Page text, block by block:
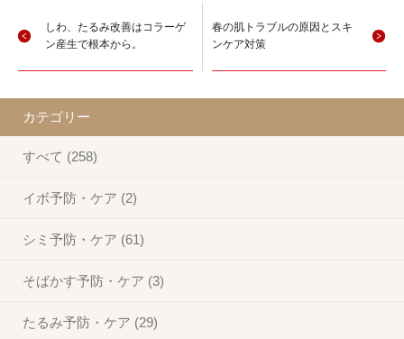
しわ、たるみ改善はコラーゲ
ン産生で根本から。
春の肌トラブルの原因とスキ
ンケア対策
カテゴリー
すべて (258)
イボ予防・ケア (2)
シミ予防・ケア (61)
そばかす予防・ケア (3)
たるみ予防・ケア (29)